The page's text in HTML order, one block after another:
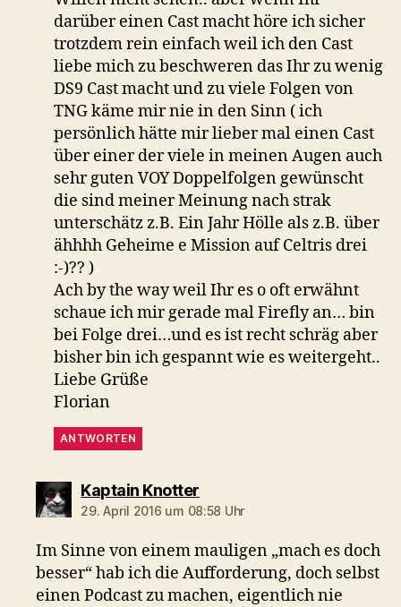
darüber einen Cast macht höre ich sicher
trotzdem rein einfach weil ich den Cast
liebe mich zu beschweren das Ihr zu wenig
DS9 Cast macht und zu viele Folgen von
TNG käme mir nie in den Sinn ( ich
persönlich hätte mir lieber mal einen Cast
über einer der viele in meinen Augen auch
sehr guten VOY Doppelfolgen gewünscht
die sind meiner Meinung nach strak
unterschätz z.B. Ein Jahr Hölle als z.B. über
ähhhh Geheime e Mission auf Celtris drei
:-)?? )
Ach by the way weil Ihr es o oft erwähnt
schaue ich mir gerade mal Firefly an… bin
bei Folge drei…und es ist recht schräg aber
bisher bin ich gespannt wie es weitergeht..
Liebe Grüße
Florian
ANTWORTEN
Kaptain Knottersagt:
29. April 2016 um 08:58 Uhr
Im Sinne von einem mauligen „mach es doch
besser“ hab ich die Aufforderung, doch selbst
einen Podcast zu machen, eigentlich nie